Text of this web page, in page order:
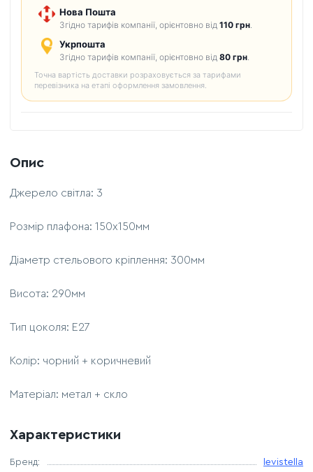
Нова Пошта
Згідно тарифів компанії, орієнтовно від 110 грн
Укрпошта
Згідно тарифів компанії, орієнтовно від 80 грн
Точна вартість доставки розраховується за тарифами
перевізника на етапі оформлення замовлення.
Опис
Джерело світла: 3
Розмір плафона: 150x150мм
Діаметр стельового кріплення: 300мм
Висота: 290мм
Тип цоколя: Е27
Колір: чорний + коричневий
Матеріал: метал + скло
Характеристики
Бренд: levistella